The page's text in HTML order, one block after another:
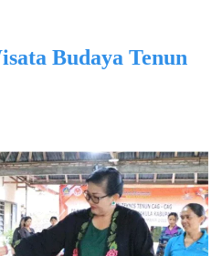
Budaya Tenun